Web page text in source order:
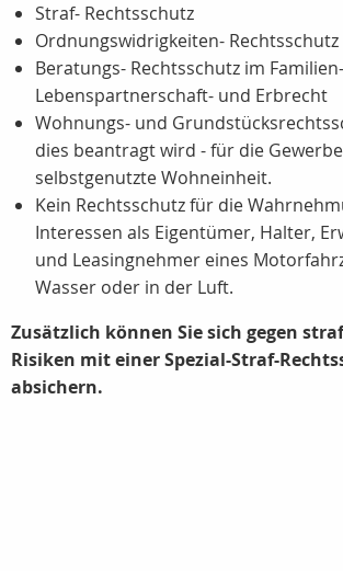
Straf- Rechtsschutz
Ordnungswidrigkeiten- Rechtsschutz
Beratungs- Rechtsschutz im
Lebenspartnerschaft- und Erbrecht
Wohnungs- und
dies beantragt wird - für die
selbstgenutzte Wohneinheit.
Kein Rechtsschutz für die
Interessen als Eigentümer, Halter,
und Leasingnehmer eines
Wasser oder in der Luft.
Zusätzlich können Sie sich gegen
Risiken mit einer Spezial-Straf-
absichern.